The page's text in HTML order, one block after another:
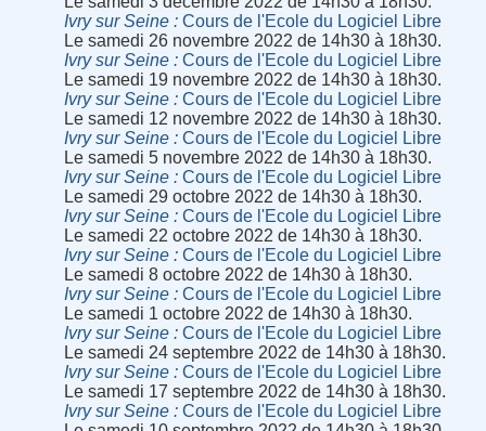
Ivry sur Seine
Cours de l'Ecole du Logiciel Libre
Le samedi 26 novembre 2022 de 14h30 à 18h30.
Ivry sur Seine
Cours de l'Ecole du Logiciel Libre
Le samedi 19 novembre 2022 de 14h30 à 18h30.
Ivry sur Seine
Cours de l'Ecole du Logiciel Libre
Le samedi 12 novembre 2022 de 14h30 à 18h30.
Ivry sur Seine
Cours de l'Ecole du Logiciel Libre
Le samedi 5 novembre 2022 de 14h30 à 18h30.
Ivry sur Seine
Cours de l'Ecole du Logiciel Libre
Le samedi 29 octobre 2022 de 14h30 à 18h30.
Ivry sur Seine
Cours de l'Ecole du Logiciel Libre
Le samedi 22 octobre 2022 de 14h30 à 18h30.
Ivry sur Seine
Cours de l'Ecole du Logiciel Libre
Le samedi 8 octobre 2022 de 14h30 à 18h30.
Ivry sur Seine
Cours de l'Ecole du Logiciel Libre
Le samedi 1 octobre 2022 de 14h30 à 18h30.
Ivry sur Seine
Cours de l'Ecole du Logiciel Libre
Le samedi 24 septembre 2022 de 14h30 à 18h30.
Ivry sur Seine
Cours de l'Ecole du Logiciel Libre
Le samedi 17 septembre 2022 de 14h30 à 18h30.
Ivry sur Seine
Cours de l'Ecole du Logiciel Libre